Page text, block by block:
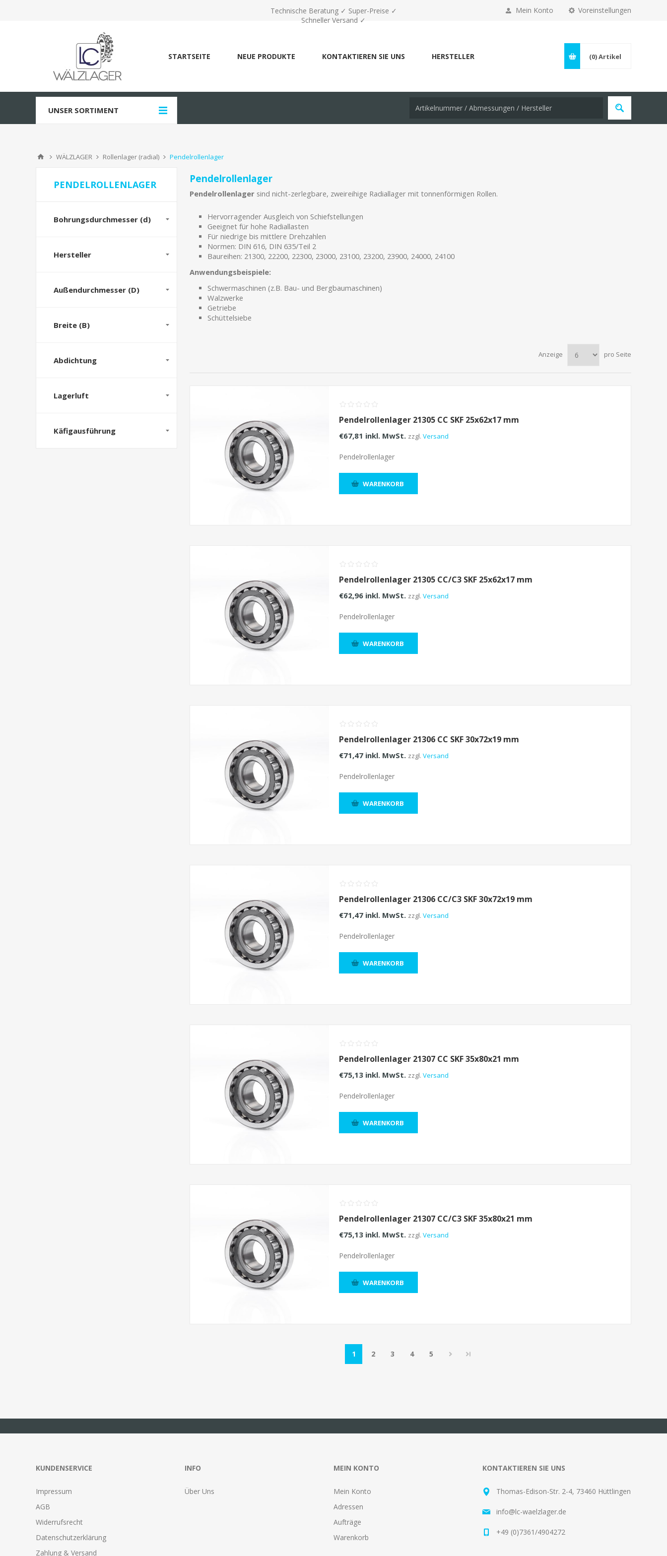
Technische Beratung ✓ Super-Preise ✓
Schneller Versand ✓
Voreinstellungen
Mein Konto
STARTSEITE NEUE PRODUKTE KONTAKTIEREN SIE UNS HERSTELLER (0)Artikel
UNSER SORTIMENT
WÄLZLAGER Rollenlager (radial) Pendelrollenlager
Pendelrollenlager
Pendelrollenlager sind nicht-zerlegbare, zweireihige Radiallager mit tonnenförmigen Rollen.
Hervorragender Ausgleich von Schiefstellungen
Geeignet für hohe Radiallasten
Für niedrige bis mittlere Drehzahlen
Normen: DIN 616, DIN 635/Teil 2
Baureihen: 21300, 22200, 22300, 23000, 23100, 23200, 23900, 24000, 24100
Anwendungsbeispiele:
Schwermaschinen (z.B. Bau- und Bergbaumaschinen)
Walzwerke
Getriebe
Schüttelsiebe
Anzeige pro Seite
Pendelrollenlager 21305 CC SKF 25x62x17 mm
€67,81 inkl. MwSt. zzgl. Versand
Pendelrollenlager
WARENKORB
Pendelrollenlager 21305 CC/C3 SKF 25x62x17 mm
€62,96 inkl. MwSt. zzgl. Versand
Pendelrollenlager
WARENKORB
Pendelrollenlager 21306 CC SKF 30x72x19 mm
€71,47 inkl. MwSt. zzgl. Versand
Pendelrollenlager
WARENKORB
Pendelrollenlager 21306 CC/C3 SKF 30x72x19 mm
€71,47 inkl. MwSt. zzgl. Versand
Pendelrollenlager
WARENKORB
Pendelrollenlager 21307 CC SKF 35x80x21 mm
€75,13 inkl. MwSt. zzgl. Versand
Pendelrollenlager
WARENKORB
Pendelrollenlager 21307 CC/C3 SKF 35x80x21 mm
€75,13 inkl. MwSt. zzgl. Versand
Pendelrollenlager
WARENKORB
1 2 3 4 5
PENDELROLLENLAGER
Bohrungsdurchmesser (d)
Hersteller
Außendurchmesser (D)
Breite (B)
Abdichtung
Lagerluft
Käfigausführung
KUNDENSERVICE
Impressum
AGB
Widerrufsrecht
Datenschutzerklärung
Zahlung & Versand
INFO
Über Uns
MEIN KONTO
Mein Konto
Adressen
Aufträge
Warenkorb
KONTAKTIEREN SIE UNS
Thomas-Edison-Str. 2-4, 73460 Hüttlingen
info@lc-waelzlager.de
+49 (0)7361/4904272